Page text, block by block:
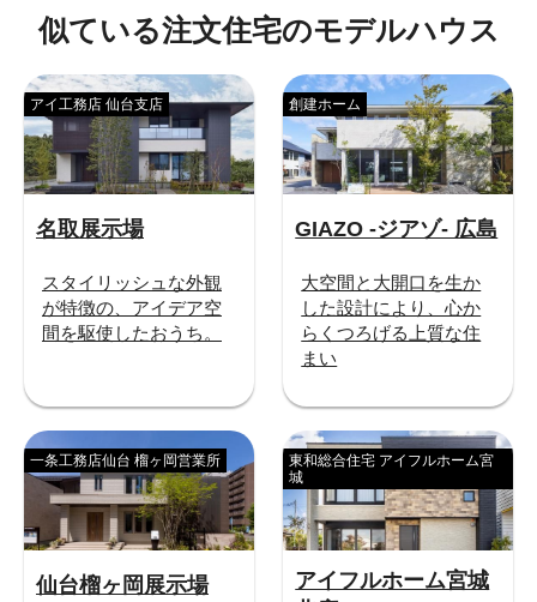
似ている注文住宅のモデルハウス
名取展示場
アイ工務店 仙台支店
スタイリッシュな外観
が特徴の、アイデア空
間を駆使したおうち。
GIAZO -ジアゾ- 広島
創建ホーム
大空間と大開口を生か
した設計により、心か
らくつろげる上質な住
まい
仙台榴ヶ岡展示場
一条工務店仙台 榴ヶ岡営業所
アイフルホーム宮城
東和総合住宅 アイフルホーム宮
城